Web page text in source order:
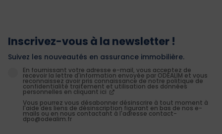
Inscrivez-vous à la newsletter !
Suivez les nouveautés en assurance immobilière.
En fournissant votre adresse e-mail, vous acceptez de
recevoir la lettre d'information envoyée par ODEALIM et vous
reconnaissez avoir pris connaissance de notre politique de
confidentialité traitement et utilisation des données
personnelles en cliquant ici
Vous pourrez vous désabonner désinscrire à tout moment à
l'aide des liens de désinscription figurant en bas de nos e-
mails ou en nous contactant à l'adresse contact-
dpo@odealim.fr